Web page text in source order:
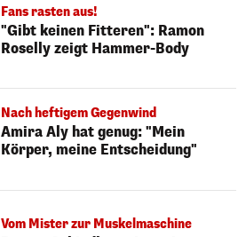
Fans rasten aus!
"Gibt keinen Fitteren": Ramon
Roselly zeigt Hammer-Body
Nach heftigem Gegenwind
Amira Aly hat genug: "Mein
Körper, meine Entscheidung"
Vom Mister zur Muskelmaschine